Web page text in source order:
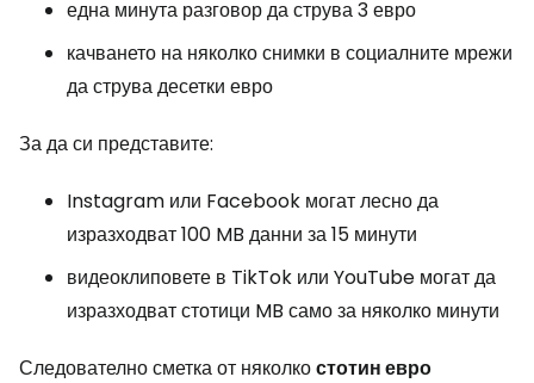
една минута разговор да струва 3 евро
качването на няколко снимки в социалните мрежи
да струва десетки евро
За да си представите:
Instagram или Facebook могат лесно да
изразходват 100 MB данни за 15 минути
видеоклиповете в TikTok или YouTube могат да
изразходват стотици MB само за няколко минути
Следователно сметка от няколкостотин евро